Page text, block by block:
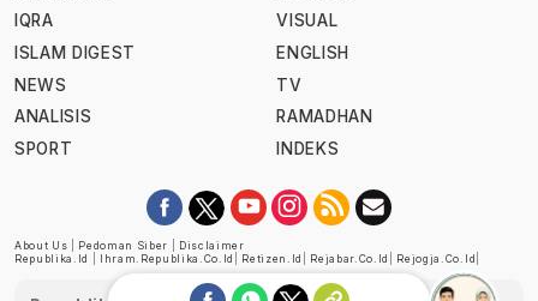
IQRA
ISLAM DIGEST
NEWS
ANALISIS
SPORT
VISUAL
ENGLISH
TV
RAMADHAN
INDEKS
About Us Pedoman Siber
Disclaimer
Republika.id
Ihram.republika.co.id Retizen.id Rejabar.co.id Rejogja.co.id